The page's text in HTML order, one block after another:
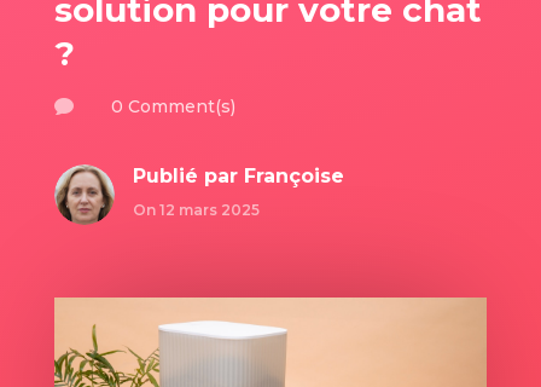
solution pour votre chat
?
 0 Comment(s)
Publié par Françoise
On 12 mars 2025